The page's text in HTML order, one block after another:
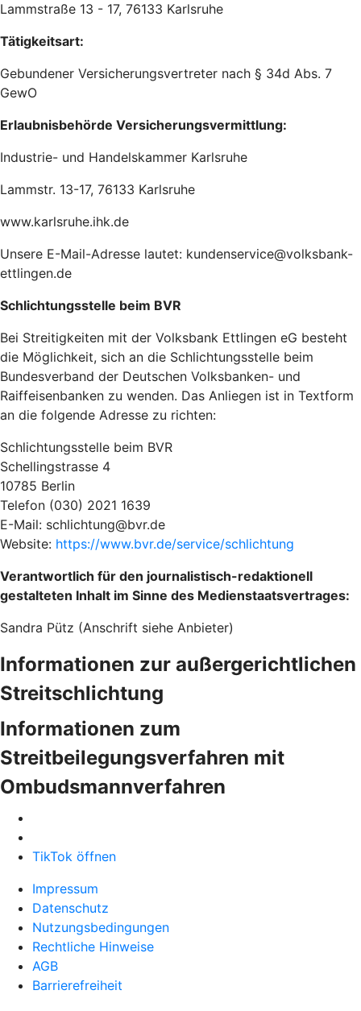
Lammstraße 13 - 17, 76133 Karlsruhe
Tätigkeitsart:
Gebundener Versicherungsvertreter nach § 34d Abs. 7
GewO
Erlaubnisbehörde Versicherungsvermittlung:
Industrie- und Handelskammer Karlsruhe
Lammstr. 13-17, 76133 Karlsruhe
www.karlsruhe.ihk.de
Unsere E-Mail-Adresse lautet: kundenservice@volksbank-
ettlingen.de
Schlichtungsstelle beim BVR
Bei Streitigkeiten mit der Volksbank Ettlingen eG besteht
die Möglichkeit, sich an die Schlichtungsstelle beim
Bundesverband der Deutschen Volksbanken- und
Raiffeisenbanken zu wenden. Das Anliegen ist in Textform
an die folgende Adresse zu richten:
Schlichtungsstelle beim BVR
Schellingstrasse 4
10785 Berlin
Telefon (030) 2021 1639
E-Mail: schlichtung@bvr.de
Website: https://www.bvr.de/service/schlichtung
Verantwortlich für den journalistisch-redaktionell
gestalteten Inhalt im Sinne des Medienstaatsvertrages:
Sandra Pütz (Anschrift siehe Anbieter)
Informationen zur außergerichtlichen
Streitschlichtung
Informationen zum
Streitbeilegungsverfahren mit
Ombudsmannverfahren
TikTok öffnen
Impressum
Datenschutz
Nutzungsbedingungen
Rechtliche Hinweise
AGB
Barrierefreiheit